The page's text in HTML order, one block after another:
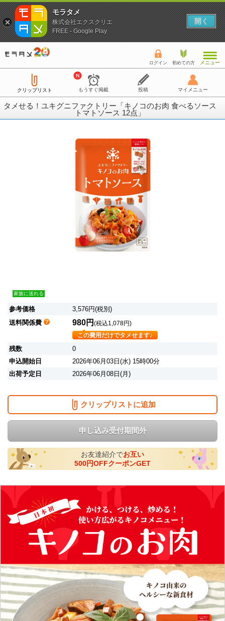
ログイン 初めての方 メニュー
クリップリスト もうすぐ掲載 投稿 マイメニュー
タメせる！ユキグニファクトリー「キノコのお肉 食べるソース
トマトソース 12点」
家族に送れる
参考価格
3,576円(税別)
送料関係費
980円 (税込1,078円)
この費用だけでタメせます♪
残数
0
申込開始日
2026年06月03日(水) 15時00分
出荷予定日
2026年06月08日(月)
クリップリストに追加
申し込み受付期間外
お友達紹介でお互い
500円OFFクーポンGET
モラタメ
株式会社エクスクリエ
FREE - Google Play
開く